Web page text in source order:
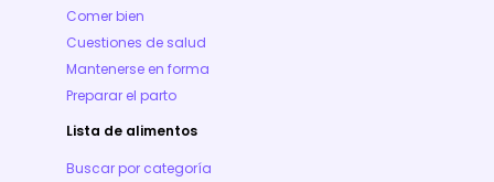
Comer bien
Cuestiones de salud
Mantenerse en forma
Preparar el parto
Lista de alimentos
Buscar por categoría